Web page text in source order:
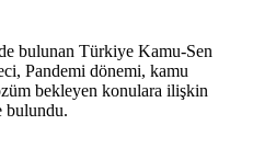
bulunan Türkiye Kamu-Sen
Pandemi dönemi, kamu
bekleyen konulara ilişkin
bulundu.